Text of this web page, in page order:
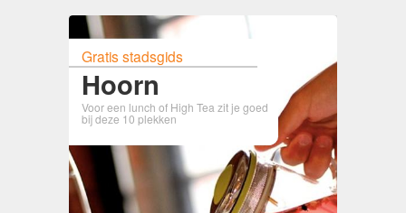
Gratis stadsgids
Hoorn
Voor een lunch of High Tea zit je goed
bij deze 10 plekken